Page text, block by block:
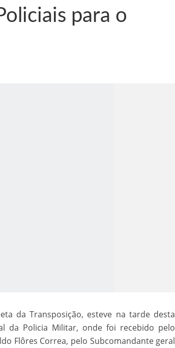
Dom Pedro I na Independência do Brasil
para o
da Transposição, esteve na tarde desta
da Policia Militar, onde foi recebido pelo
Flôres Correa, pelo Subcomandante geral